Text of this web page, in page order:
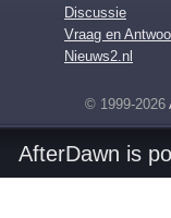
Discussie
Vraag en
Nieuws2.nl
© 1999-2026
AfterDawn is